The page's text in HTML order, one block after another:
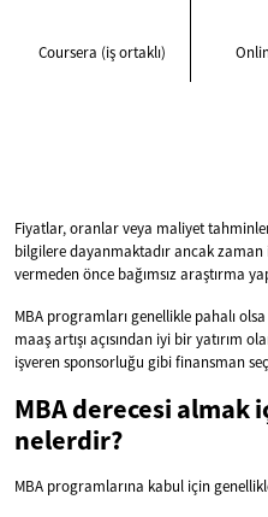
Coursera (iş ortaklı)
Fiyatlar, oranlar veya maliyet
bilgilere dayanmaktadır ancak
vermeden önce bağımsız araştırma
MBA programları genellikle pahalı
maaş artışı açısından iyi bir yatırım
işveren sponsorluğu gibi finansman
MBA derecesi almak
nelerdir?
MBA programlarına kabul için